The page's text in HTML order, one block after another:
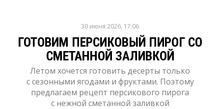
30 июня 2026, 17:06
ГОТОВИМ ПЕРСИКОВЫЙ ПИРОГ СО
СМЕТАННОЙ ЗАЛИВКОЙ
Летом хочется готовить десерты только
с сезонными ягодами и фруктами. Поэтому
предлагаем рецепт персикового пирога
с нежной сметанной заливкой